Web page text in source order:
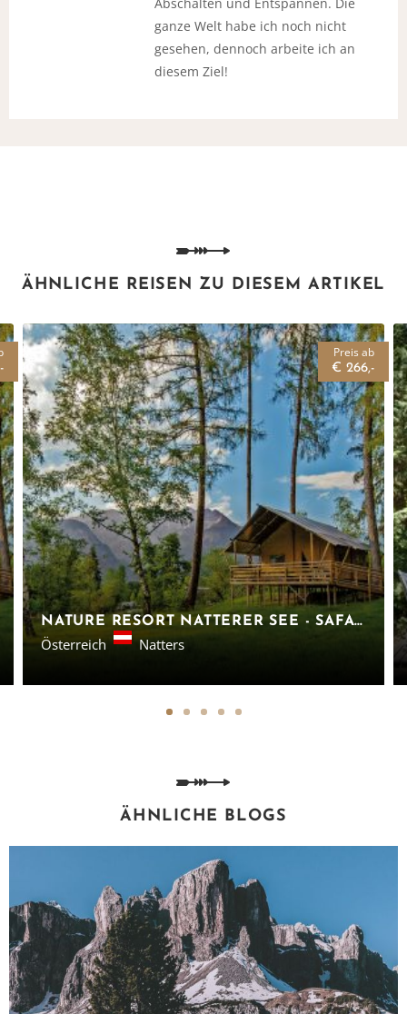
ganze Welt habe ich noch nicht
gesehen, dennoch arbeite ich an
diesem Ziel!
ÄHNLICHE REISEN ZU DIESEM ARTIKEL
NATURE RESORT NATTERER SEE - SAFARILODGES TIROL
Österreich Natters
Preis ab
€ 266,-
ÄHNLICHE BLOGS